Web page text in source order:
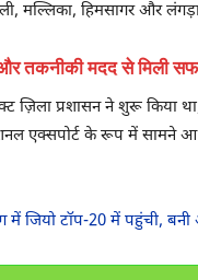
मल्लिका, हिमसागर और
तकनीकी मदद से मिली
ज़िला प्रशासन ने शुरू किया
एक्सपोर्ट के रूप में सामने आ
में जियो टॉप-20 में पहुंची,